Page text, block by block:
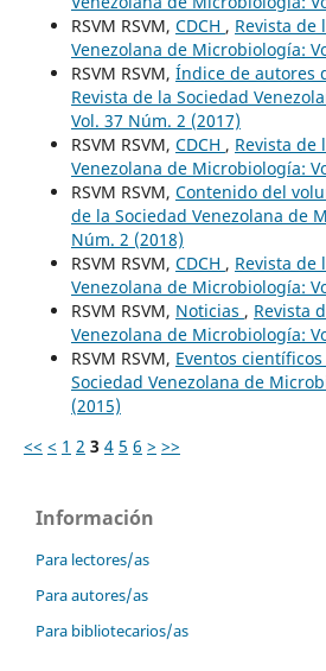
RSVM RSVM, CDCH , Revista de
Venezolana de Microbiología:
RSVM RSVM, Índice de autores
Revista de la Sociedad
Vol. 37 Núm. 2 (2017)
RSVM RSVM, CDCH , Revista de
Venezolana de Microbiología:
RSVM RSVM, Contenido del
de la Sociedad Venezolana de
Núm. 2 (2018)
RSVM RSVM, CDCH , Revista de
Venezolana de Microbiología:
RSVM RSVM, Noticias , Revista
Venezolana de Microbiología:
RSVM RSVM, Eventos científicos
Sociedad Venezolana de
(2015)
<< < 1 2 3 4 5 6 > >>
Información
Para lectores/as
Para autores/as
Para bibliotecarios/as